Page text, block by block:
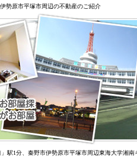
勢原市平塚市周辺の不動産のご紹介
駅1分、秦野市伊勢原市平塚市周辺東海大学湘